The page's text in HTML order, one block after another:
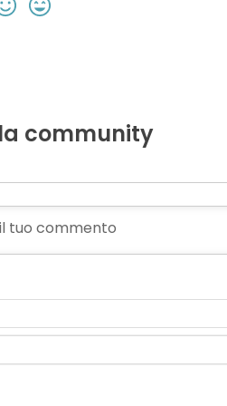
community